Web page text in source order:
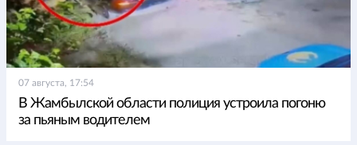
07 августа, 17:54
В Жамбылской области полиция устроила погоню
за пьяным водителем